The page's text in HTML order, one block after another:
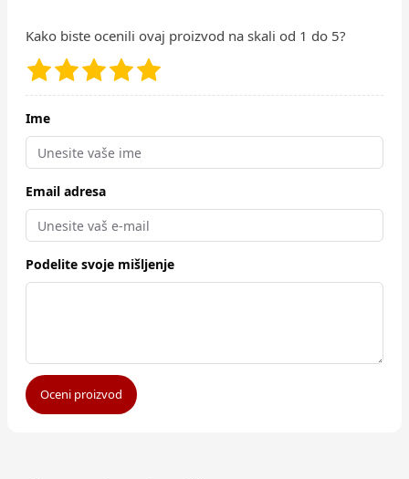
Kako biste ocenili ovaj proizvod na skali od 1 do 5?
Ime
Email adresa
Podelite svoje mišljenje
Oceni proizvod